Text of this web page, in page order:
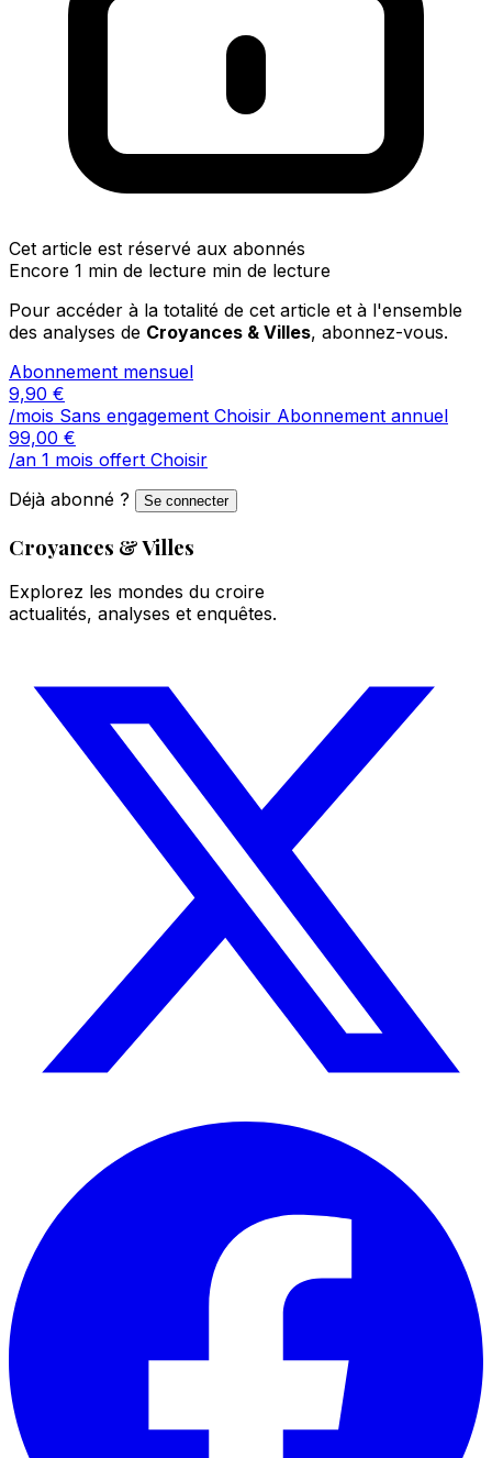
Cet article est réservé aux abonnés
Encore 1 min de lecture min de lecture
Pour accéder à la totalité de cet article et à l'ensemble
des analyses de Croyances & Villes, abonnez-vous.
Abonnement mensuel
9,90 €
/mois Sans engagement Choisir Abonnement annuel
99,00 €
/an 1 mois offert Choisir
Déjà abonné ?
Se connecter
Croyances & Villes
Explorez les mondes du croire
actualités, analyses et enquêtes.